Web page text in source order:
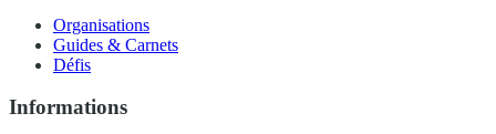
Organisations
Guides & Carnets
Défis
Informations